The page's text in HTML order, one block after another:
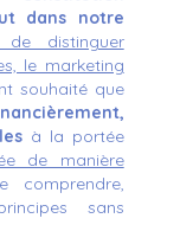
dans notre
distinguer
le marketing
souhaité que
à la portée
de manière
comprendre,
sans